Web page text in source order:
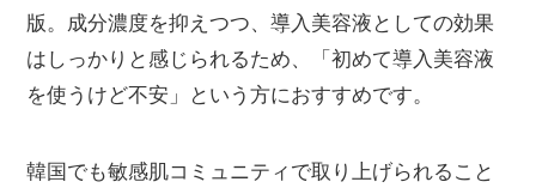
版。成分濃度を抑えつつ、導入美容液としての効果
はしっかりと感じられるため、「初めて導入美容液
を使うけど不安」という方におすすめです。
韓国でも敏感肌コミュニティで取り上げられること